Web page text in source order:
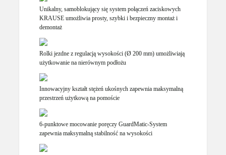
Unikalny, samoblokujący się system połączeń zaciskowych
KRAUSE umożliwia prosty, szybki i bezpieczny montaż i
demontaż
Rolki jezdne z regulacją wysokości (Ø 200 mm) umożliwiają
użytkowanie na nierównym podłożu
Innowacyjny kształt stężeń ukośnych zapewnia maksymalną
przestrzeń użytkową na pomoście
6-punktowe mocowanie poręczy GuardMatic-System
zapewnia maksymalną stabilność na wysokości